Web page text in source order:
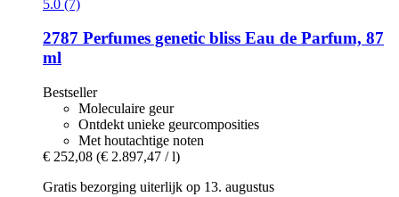
5.0 (7)
2787 Perfumes genetic bliss Eau de Parfum, 87
ml
Bestseller
Moleculaire geur
Ontdekt unieke geurcomposities
Met houtachtige noten
€ 252,08 (€ 2.897,47 / l)
Gratis bezorging uiterlijk op 13. augustus